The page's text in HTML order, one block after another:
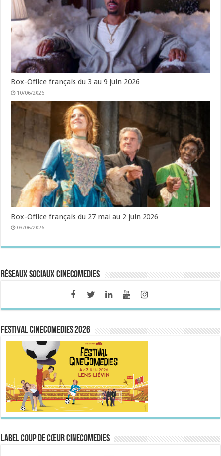
Box-Office français du 3 au 9 juin 2026
10/06/2026
Box-Office français du 27 mai au 2 juin 2026
03/06/2026
Réseaux sociaux CineComedies
FESTIVAL CINECOMEDIES 2026
Label Coup de Cœur CineComedies